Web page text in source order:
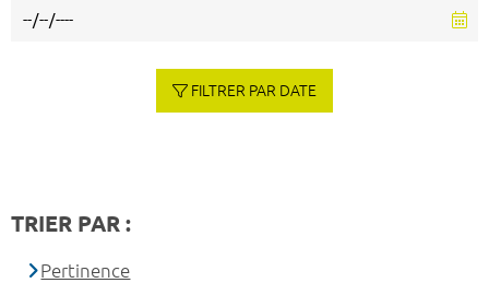
FILTRER PAR DATE
TRIER PAR :
Pertinence